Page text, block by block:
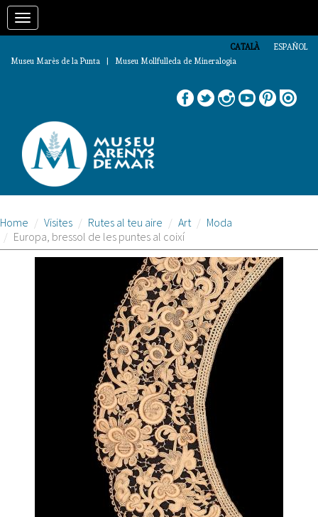
Vés
contingutToggle
ESPAÑOL
CATALÀ
Museu Marès de la Punta | Museu Mollfulleda de Mineralogia
Home Visites Rutes al teu aire Art
Moda
Europa, bressol de les puntes al coixí